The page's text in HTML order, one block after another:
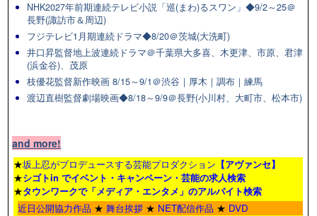
NHK2027年前期連続テレビ小説「巡(まわ)るスワン」◆9/2～25＠
長野(諏訪市＆周辺)
フジテレビ1月期連続ドラマ◆8/20＠茨城(大洗町)
井口昇監督地上波連続ドラマ＠千葉県大多喜、木更津、市原、君津
(浜金谷)、茂原
枝優花監督新作映画 8/15～9/1＠渋谷｜厚木｜調布｜練馬
渡辺直樹監督劇場映画◆8/18～9/9＠長野(小川村、大町市、松本市)
and more!
★坂上忍がプロデュースする芸能プロダクション 【アヴァンセ】
★シゴトin でイベント・キャンペーン・芸能の求人検索
★タウンワークで「メディア・エンタメ」のアルバイト検索
近日公開協力作品 ★舞台挨拶 ★ NET配信作品 ★ DVD